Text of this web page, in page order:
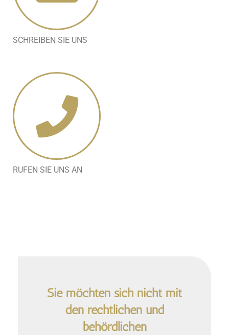
SCHREIBEN SIE UNS
RUFEN SIE UNS AN
Sie möchten sich nicht mit
den rechtlichen und
behördlichen